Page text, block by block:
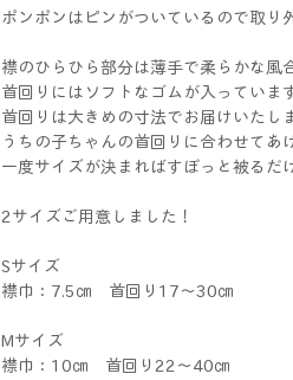
ポンポンはピンがついているので取り
襟のひらひら部分は薄手で柔らかな風
首回りにはソフトなゴムが入っていま
首回りは大きめの寸法でお届けいたし
うちの子ちゃんの首回りに合わせてあ
一度サイズが決まればすぽっと被るだ
2サイズご用意しました！
Sサイズ
襟巾：7.5㎝ 首回り17～30㎝
Mサイズ
襟巾：10㎝ 首回り22～40㎝